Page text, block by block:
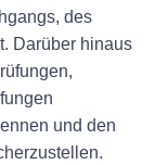
des
Darüber hinaus
und den